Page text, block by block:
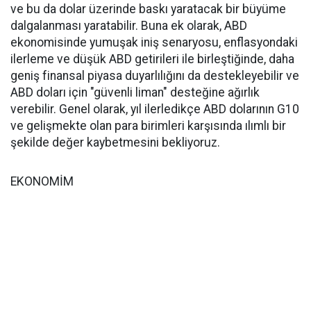
ve bu da dolar üzerinde baskı yaratacak bir büyüme
dalgalanması yaratabilir. Buna ek olarak, ABD
ekonomisinde yumuşak iniş senaryosu, enflasyondaki
ilerleme ve düşük ABD getirileri ile birleştiğinde, daha
geniş finansal piyasa duyarlılığını da destekleyebilir ve
ABD doları için "güvenli liman" desteğine ağırlık
verebilir. Genel olarak, yıl ilerledikçe ABD dolarının G10
ve gelişmekte olan para birimleri karşısında ılımlı bir
şekilde değer kaybetmesini bekliyoruz.
EKONOMİM